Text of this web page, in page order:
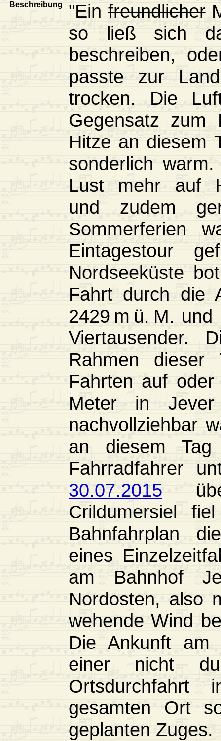
Beschreibung "Einfreundlicher
so ließ sich
beschreiben,
passte zur
trocken. Die
Gegensatz zum
Hitze an diesem
sonderlich
Lust mehr auf
und zudem
Sommerferien
Eintagestour
Nordseeküste
Fahrt durch die
2429 m ü. M.
Viertausender.
Rahmen dieser
Fahrten auf
Meter in
nachvollziehbar
an diesem
Fahrradfahrer
30.07.2015
Crildumersiel
Bahnfahrplan
eines
am Bahnhof
Nordosten, also
wehende Wind
Die Ankunft am
einer nicht
gesamten Ort
geplanten Zuges.